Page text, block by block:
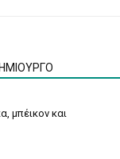
μπέικον και